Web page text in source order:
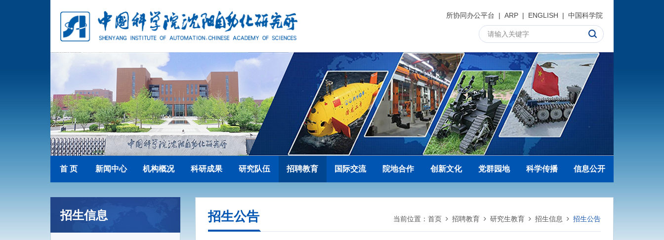
所协同办公平台 | ARP | ENGLISH | 中国科学院
首 页 新闻中心 机构概况 科研成果 研究队伍 招聘教育 国际交流 院地合作 创新文化 党群园地 科学传播 信息公开
招生信息 当前位置： 首页 招聘教育 研究生教育 招生信息 招生公告
招生公告